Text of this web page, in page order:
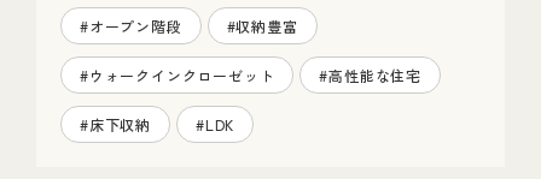
#オープン階段 #収納豊富
#ウォークインクローゼット #高性能な住宅
#床下収納 #LDK